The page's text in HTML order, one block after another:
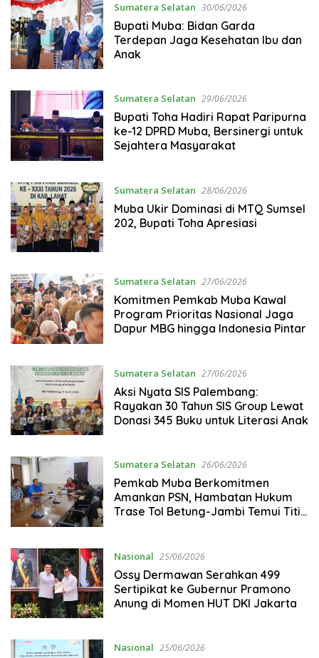
Sumatera Selatan 30/06/2026
Bupati Muba: Bidan Garda
Terdepan Jaga Kesehatan Ibu dan
Anak
Sumatera Selatan 29/06/2026
Bupati Toha Hadiri Rapat Paripurna
ke-12 DPRD Muba, Bersinergi untuk
Sejahtera Masyarakat
Sumatera Selatan 28/06/2026
Muba Ukir Dominasi di MTQ Sumsel
202, Bupati Toha Apresiasi
Sumatera Selatan 27/06/2026
Komitmen Pemkab Muba Kawal
Program Prioritas Nasional Jaga
Dapur MBG hingga Indonesia Pintar
Sumatera Selatan 27/06/2026
Aksi Nyata SIS Palembang:
Rayakan 30 Tahun SIS Group Lewat
Donasi 345 Buku untuk Literasi Anak
Sumatera Selatan 26/06/2026
Pemkab Muba Berkomitmen
Amankan PSN, Hambatan Hukum
Trase Tol Betung-Jambi Temui Titik
Nasional 25/06/2026
Ossy Dermawan Serahkan 499
Sertipikat ke Gubernur Pramono
Anung di Momen HUT DKI Jakarta
Nasional 25/06/2026